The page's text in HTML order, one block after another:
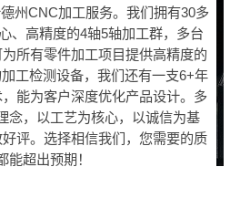
州CNC加工服务。我们拥有30多
、高精度的4轴5轴加工群，多台
所有零件加工项目提供高精度的
工检测设备，我们还有一支6+年
能为客户深度优化产品设计。多
念，以工艺为核心，以诚信为基
评。选择相信我们，您需要的质
能超出预期！